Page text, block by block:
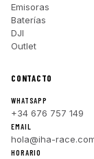
Emisoras
Baterías
DJI
Outlet
CONTACTO
WHATSAPP
+34 676 757 149
EMAIL
hola@iha-
HORARIO